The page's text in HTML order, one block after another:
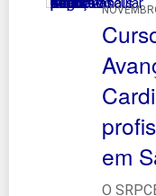
em
O